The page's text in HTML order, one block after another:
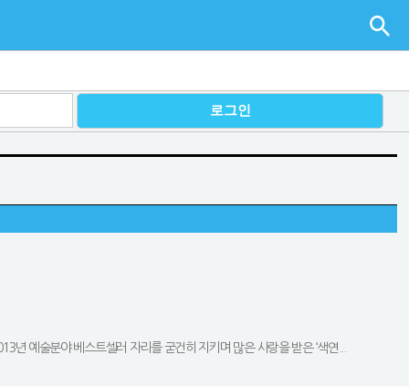
예술분야 베스트셀러 자리를 굳건히 지키며 많은 사랑을 받은 ‘색연...